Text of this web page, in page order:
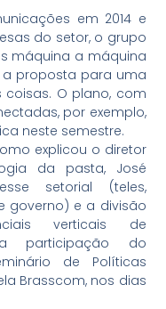
em 2014 e
do setor, o grupo
máquina a máquina
a proposta para uma
O plano, com
por exemplo,
neste semestre.
explicou o diretor
da pasta, José
setorial (teles,
governo) e a divisão
verticais de
a participação do
de Políticas
Brasscom, nos dias